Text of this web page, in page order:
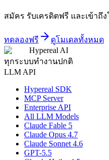
สมัคร รับเครดิตฟรี และเข้าถึง
ทดลองฟรี
ดูโมเดลทั้งหมด
Hypereal AI
ทุกระบบทำงานปกติ
LLM API
Hypereal SDK
MCP Server
Enterprise API
All LLM Models
Claude Fable 5
Claude Opus 4.7
Claude Sonnet 4.6
GPT-5.5